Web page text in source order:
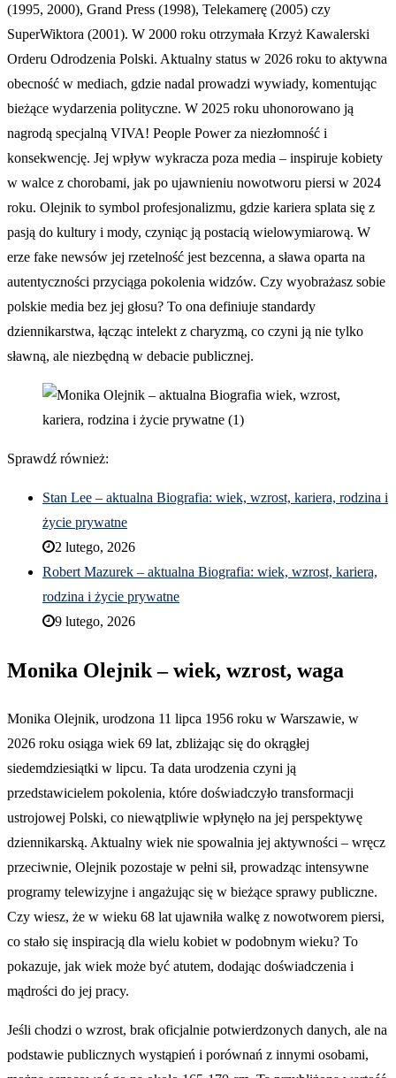
(1995, 2000), Grand Press (1998), Telekamerę (2005) czy
SuperWiktora (2001). W 2000 roku otrzymała Krzyż Kawalerski
Orderu Odrodzenia Polski. Aktualny status w 2026 roku to aktywna
obecność w mediach, gdzie nadal prowadzi wywiady, komentując
bieżące wydarzenia polityczne. W 2025 roku uhonorowano ją
nagrodą specjalną VIVA! People Power za niezłomność i
konsekwencję. Jej wpływ wykracza poza media – inspiruje kobiety
w walce z chorobami, jak po ujawnieniu nowotworu piersi w 2024
roku. Olejnik to symbol profesjonalizmu, gdzie kariera splata się z
pasją do kultury i mody, czyniąc ją postacią wielowymiarową. W
erze fake newsów jej rzetelność jest bezcenna, a sława oparta na
autentyczności przyciąga pokolenia widzów. Czy wyobrażasz sobie
polskie media bez jej głosu? To ona definiuje standardy
dziennikarstwa, łącząc intelekt z charyzmą, co czyni ją nie tylko
sławną, ale niezbędną w debacie publicznej.
Sprawdź również:
Stan Lee – aktualna Biografia: wiek, wzrost, kariera, rodzina i
życie prywatne
2 lutego, 2026
Robert Mazurek – aktualna Biografia: wiek, wzrost, kariera,
rodzina i życie prywatne
9 lutego, 2026
Monika Olejnik – wiek, wzrost, waga
Monika Olejnik, urodzona 11 lipca 1956 roku w Warszawie, w
2026 roku osiąga wiek 69 lat, zbliżając się do okrągłej
siedemdziesiątki w lipcu. Ta data urodzenia czyni ją
przedstawicielem pokolenia, które doświadczyło transformacji
ustrojowej Polski, co niewątpliwie wpłynęło na jej perspektywę
dziennikarską. Aktualny wiek nie spowalnia jej aktywności – wręcz
przeciwnie, Olejnik pozostaje w pełni sił, prowadząc intensywne
programy telewizyjne i angażując się w bieżące sprawy publiczne.
Czy wiesz, że w wieku 68 lat ujawniła walkę z nowotworem piersi,
co stało się inspiracją dla wielu kobiet w podobnym wieku? To
pokazuje, jak wiek może być atutem, dodając doświadczenia i
mądrości do jej pracy.
Jeśli chodzi o wzrost, brak oficjalnie potwierdzonych danych, ale na
podstawie publicznych wystąpień i porównań z innymi osobami,